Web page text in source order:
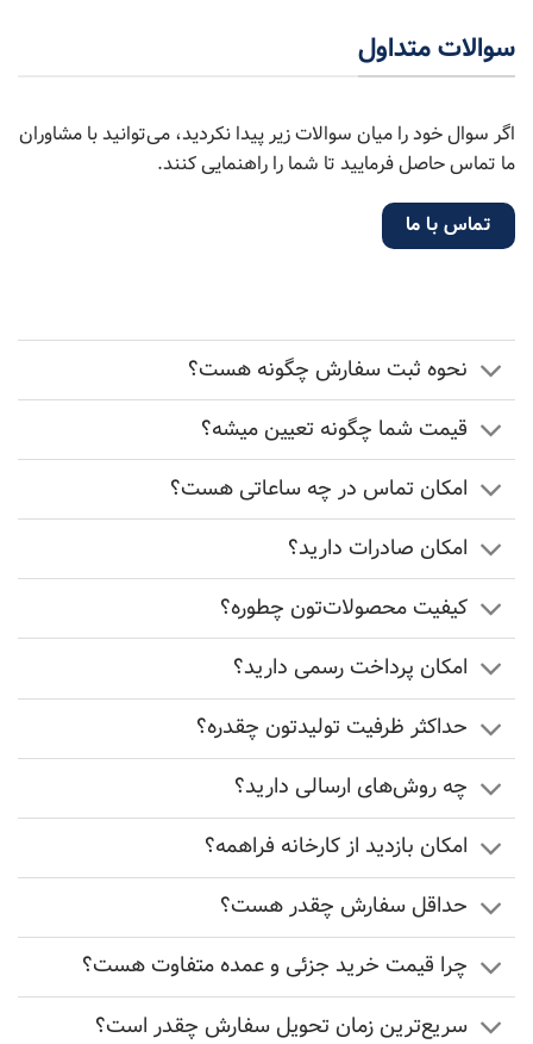
سوالات متداول
اگر سوال خود را میان سوالات زیر پیدا نکردید، می‌توانید با مشاوران
ما تماس حاصل فرمایید تا شما را راهنمایی کنند.
تماس با ما
نحوه ثبت سفارش چگونه هست؟
قیمت شما چگونه تعیین میشه؟
امکان تماس در چه ساعاتی هست؟
امکان صادرات دارید؟
کیفیت محصولات‌تون چطوره؟
امکان پرداخت رسمی دارید؟
حداکثر ظرفیت تولیدتون چقدره؟
چه روش‌های ارسالی دارید؟
امکان بازدید از کارخانه فراهمه؟
حداقل سفارش چقدر هست؟
چرا قیمت خرید جزئی و عمده متفاوت هست؟
سریع‌ترین زمان تحویل سفارش چقدر است؟